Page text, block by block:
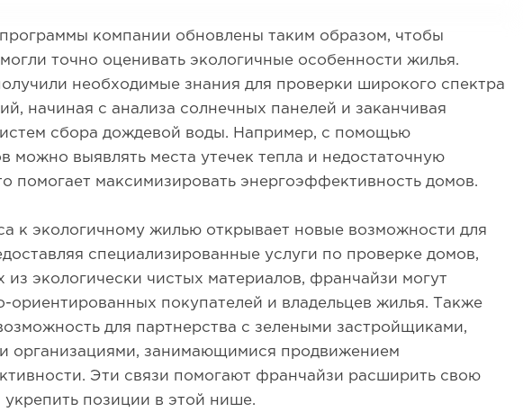
компании обновлены таким образом, чтобы
точно оценивать экологичные особенности жилья.
необходимые знания для проверки широкого спектра
начиная с анализа солнечных панелей и заканчивая
сбора дождевой воды. Например, с помощью
можно выявлять места утечек тепла и недостаточную
помогает максимизировать энергоэффективность домов.
к экологичному жилью открывает новые возможности для
специализированные услуги по проверке домов,
из экологически чистых материалов, франчайзи могут
ориентированных покупателей и владельцев жилья. Также
для партнерства с зелеными застройщиками,
организациями, занимающимися продвижением
Эти связи помогают франчайзи расширить свою
позиции в этой нише.